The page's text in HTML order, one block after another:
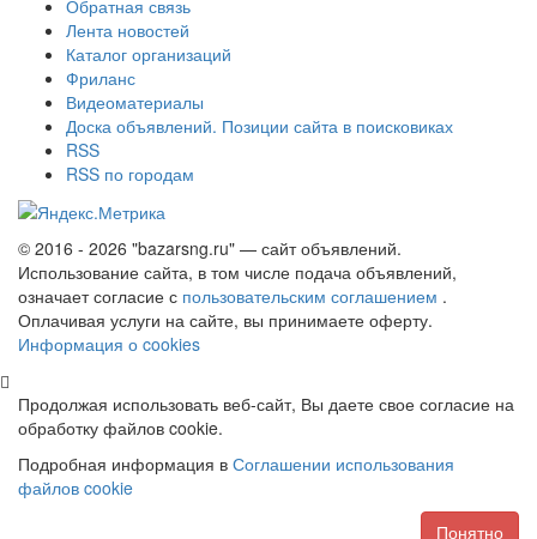
Обратная связь
Лента новостей
Каталог организаций
Фриланс
Видеоматериалы
Доска объявлений. Позиции сайта в поисковиках
RSS
RSS по городам
© 2016 - 2026 "bazarsng.ru" — сайт объявлений.
Использование сайта, в том числе подача объявлений,
означает согласие с пользовательским соглашением .
Оплачивая услуги на сайте, вы принимаете оферту.
Информация о cookies
Продолжая использовать веб-сайт, Вы даете свое согласие на
обработку файлов cookie.
Подробная информация в Соглашении использования
файлов cookie
Понятно